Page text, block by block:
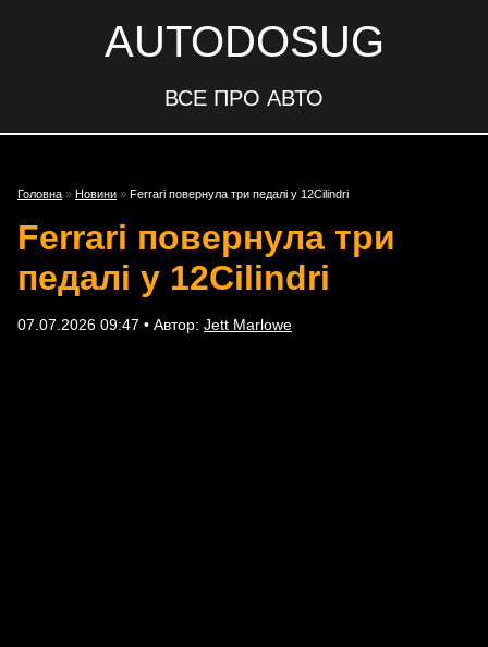
AUTODOSUG
ВСЕ ПРО АВТО
Головна » Новини » Ferrari повернула три педалі у 12Cilindri
Ferrari повернула три
педалі у 12Cilindri
07.07.2026 09:47 • Автор: Jett Marlowe